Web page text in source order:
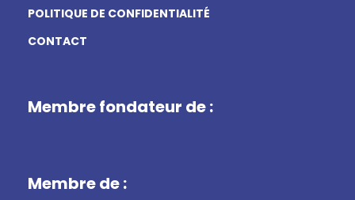
POLITIQUE DE CONFIDENTIALITÉ
CONTACT
Membre fondateur de :
Membre de :